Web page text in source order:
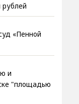
«Пенной
и
"площадью